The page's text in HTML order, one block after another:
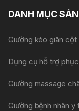
DANH MỤC
Giường kéo giãn
Dụng cụ hỗ trợ
Giường massage
Giường bệnh nhân y